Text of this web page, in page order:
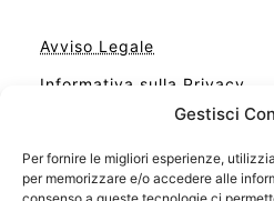
Gestisci
Per fornire le migliori esperienze,
per memorizzare e/o accedere alle
Avviso Legale
Informativa sulla Privacy
Contatto